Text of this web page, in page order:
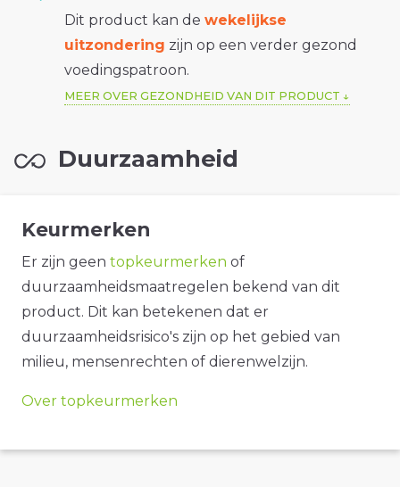
Dit product kan de wekelijkse
uitzondering zijn op een verder gezond
voedingspatroon.
MEER OVER GEZONDHEID VAN DIT PRODUCT
Duurzaamheid
Keurmerken
Er zijn geen topkeurmerken of
duurzaamheidsmaatregelen bekend van dit
product. Dit kan betekenen dat er
duurzaamheidsrisico's zijn op het gebied van
milieu, mensenrechten of dierenwelzijn.
Over topkeurmerken